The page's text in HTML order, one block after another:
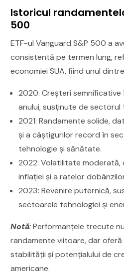
Istoricul
500
ETF-ul Vanguard S&P 500 a
consistentă pe termen lung,
economiei SUA, fiind unul
2020: Creșteri
anului, susținute de sectorul
2021: Randamente solide,
și a câștigurilor record în
tehnologie și sănătate.
2022: Volatilitate
inflației și a ratelor
2023: Revenire puternică,
sectoarele tehnologiei și
Notă:Performanțele trecute
randamente viitoare, dar oferă
stabilității și potențialului de
americane.